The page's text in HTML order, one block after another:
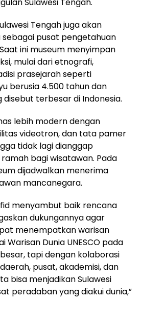
Sulawesi Tengah.
Tengah juga akan
pusat pengetahuan
ini museum menyimpan
mulai dari etnografi,
prasejarah seperti
berusia 4.500 tahun dan
terbesar di Indonesia.
lebih modern dengan
videotron, dan tata pamer
tidak lagi dianggap
bagi wisatawan. Pada
dijadwalkan menerima
mancanegara.
menyambut baik rencana
dukungannya agar
menempatkan warisan
Warisan Dunia UNESCO pada
tapi dengan kolaborasi
pusat, akademisi, dan
bisa menjadikan Sulawesi
peradaban yang diakui dunia,”